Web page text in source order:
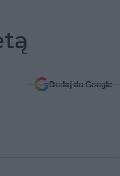
Dodaj do Google